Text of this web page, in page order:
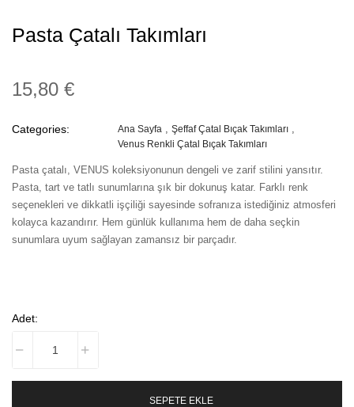
Pasta Çatalı Takımları
15,80 €
Categories: Ana Sayfa
Şeffaf Çatal Bıçak Takımları
Venus Renkli Çatal Bıçak Takımları
Pasta çatalı, VENUS koleksiyonunun dengeli ve zarif stilini yansıtır.
Pasta, tart ve tatlı sunumlarına şık bir dokunuş katar. Farklı renk
seçenekleri ve dikkatli işçiliği sayesinde sofranıza istediğiniz atmosferi
kolayca kazandırır. Hem günlük kullanıma hem de daha seçkin
sunumlara uyum sağlayan zamansız bir parçadır.
Adet:
SEPETE EKLE